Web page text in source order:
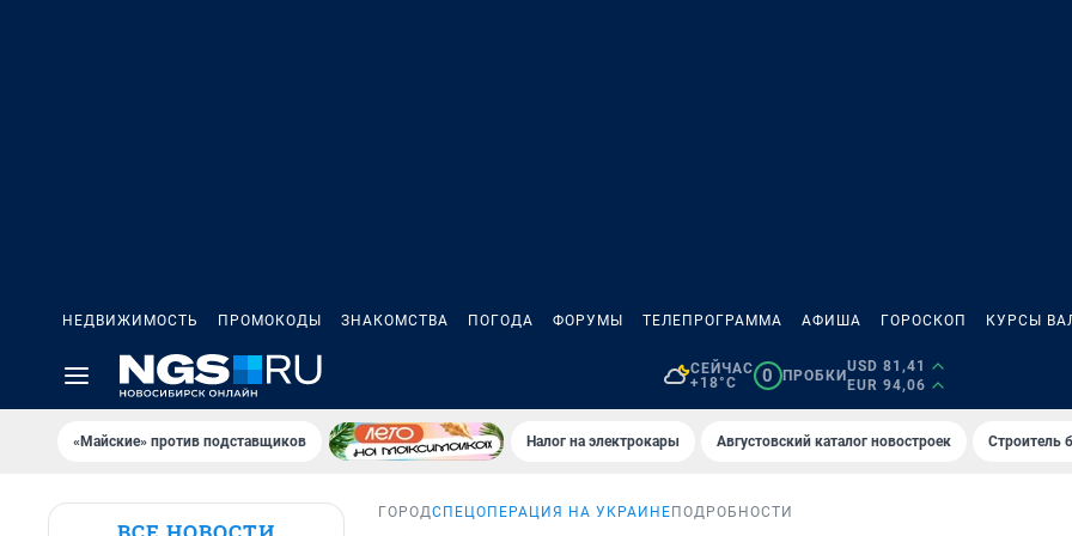
НЕДВИЖИМОСТЬ ПРОМОКОДЫ ЗНАКОМСТВА ПОГОДА ФОРУМЫ ТЕЛЕПРОГРАММА АФИША ГОРОСКОП КУРСЫ
СЕЙЧАС
+18°C
0 ПРОБКИ
USD 81,41
EUR 94,06
«Майские» против подставщиков Налог на электрокары Августовский каталог новостроек Строитель
ГОРОДСПЕЦОПЕРАЦИЯ НА УКРАИНЕ ПОДРОБНОСТИ